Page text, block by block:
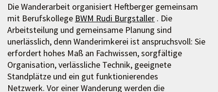
Die Wanderarbeit organisiert Heftberger gemeinsam
mit Berufskollege BWM Rudi Burgstaller . Die
Arbeitsteilung und gemeinsame Planung sind
unerlässlich, denn Wanderimkerei ist anspruchsvoll: Sie
erfordert hohes Maß an Fachwissen, sorgfältige
Organisation, verlässliche Technik, geeignete
Standplätze und ein gut funktionierendes
Netzwerk. Vor einer Wanderung werden die